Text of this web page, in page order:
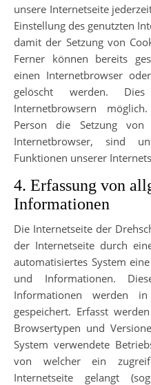
unsere Internetseite
Einstellung des genutzten
damit der Setzung von
Ferner können bereits
einen Internetbrowser
gelöscht werden.
Internetbrowsern
Person die Setzung
Internetbrowser, sind
Funktionen unserer
4. Erfassung von
Informationen
Die Internetseite der
der Internetseite durch
automatisiertes System
und Informationen.
Informationen werden
gespeichert. Erfasst
Browsertypen und
System verwendete
von welcher ein
Internetseite gelangt